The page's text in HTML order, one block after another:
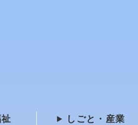
しごと・産業